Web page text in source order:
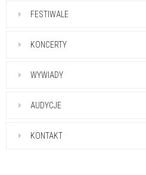
FESTIWALE
KONCERTY
WYWIADY
AUDYCJE
KONTAKT